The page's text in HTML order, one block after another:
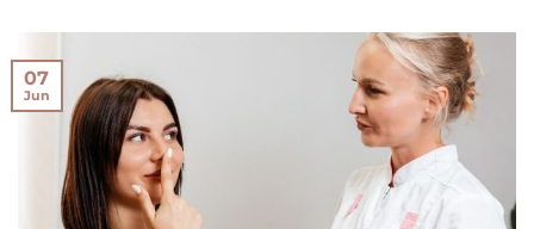
07
Jun